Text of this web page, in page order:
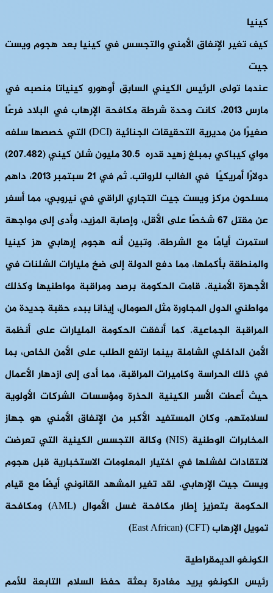
كينيا
كيف تغير الإنفاق الأمني والتجسس في كينيا بعد هجوم ويست
جيت
عندما تولى الرئيس الكيني السابق أوهورو كينياتا منصبه في
مارس 2013، كانت وحدة شرطة مكافحة الإرهاب في البلاد فرعًا
صغيرًا من مديرية التحقيقات الجنائية (DCI) التي خصصها سلفه
مواي كيباكي بمبلغ زهيد قدره 30.5 مليون شلن كيني (207.482)
دولارًا أمريكيًا في الغالب للرواتب. ثم في 21 سبتمبر 2013، داهم
مسلحون مركز ويست جيت التجاري الراقي في نيروبي، مما أسفر
عن مقتل 67 شخصًا على الأقل، وإصابة المزيد، وأدى إلى مواجهة
استمرت أيامًا مع الشرطة. وتبين أنه هجوم إرهابي هز كينيا
والمنطقة بأكملها، مما دفع الدولة إلى ضخ مليارات الشلنات في
الأجهزة الأمنية. قامت الحكومة برصد ومراقبة مواطنيها وكذلك
مواطني الدول المجاورة مثل الصومال، إيذانا ببدء حقبة جديدة من
المراقبة الجماعية. كما أنفقت الحكومة المليارات على أنظمة
الأمن الداخلي الشاملة بينما ارتفع الطلب على الأمن الخاص، بما
في ذلك الحراسة وكاميرات المراقبة، مما أدى إلى ازدهار الأعمال
حيث أعطت الأسر الكينية الحذرة ومؤسسات الشركات الأولوية
لسلامتهم. وكان المستفيد الأكبر من الإنفاق الأمني هو جهاز
المخابرات الوطنية (NIS) وكالة التجسس الكينية التي تعرضت
لانتقادات لفشلها في اختيار المعلومات الاستخبارية قبل هجوم
ويست جيت الإرهابي. لقد تغير المشهد القانوني أيضًا مع قيام
الحكومة بتعزيز إطار مكافحة غسل الأموال (AML) ومكافحة
تمويل الإرهاب (CFT) (East African)
الكونغو الديمقراطية
رئيس الكونغو يريد مغادرة بعثة حفظ السلام التابعة للأمم